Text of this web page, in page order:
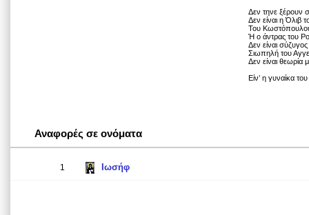
Δεν τηνε ξέρουν
Δεν είναι η Όλιβ
Του
Ή ο άντρας του
Δεν είναι
Σιωπηλή του
Δεν είναι
Είν’ η γυναίκα
Αναφορές σε ονόματα
1 Ιωσήφ